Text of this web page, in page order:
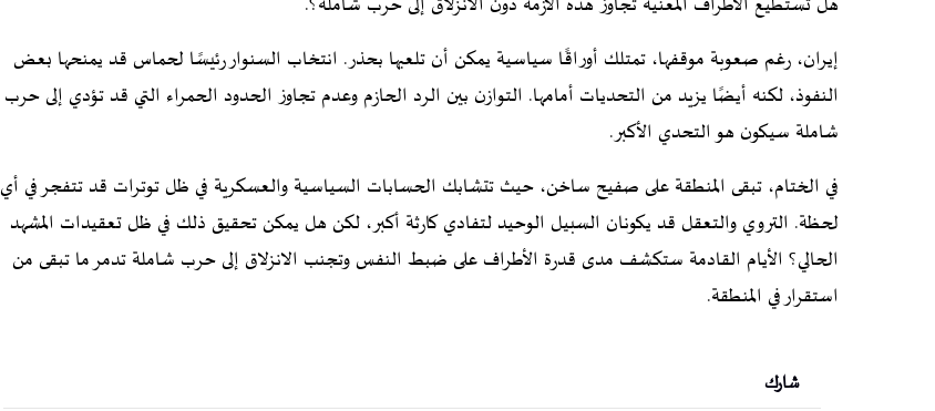
إيران، رغم صعوبة موقفها، تمتلك أوراقًا سياسية يمكن أن تلعبها بحذر. انتخاب السنوار رئيسًا لحماس قد يمنحها بعض
النفوذ، لكنه أيضًا يزيد من التحديات أمامها. التوازن بين الرد الحازم وعدم تجاوز الحدود الحمراء التي قد تؤدي إلى حرب
شاملة سيكون هو التحدي الأكبر.
في الختام، تبقى المنطقة على صفيح ساخن، حيث تتشابك الحسابات السياسية والعسكرية في ظل توترات قد تتفجر في أي
لحظة. التروي والتعقل قد يكونان السبيل الوحيد لتفادي كارثة أكبر، لكن هل يمكن تحقيق ذلك في ظل تعقيدات المشهد
الحالي؟ الأيام القادمة ستكشف مدى قدرة الأطراف على ضبط النفس وتجنب الانزلاق إلى حرب شاملة تدمر ما تبقى من
استقرار في المنطقة.
شارك